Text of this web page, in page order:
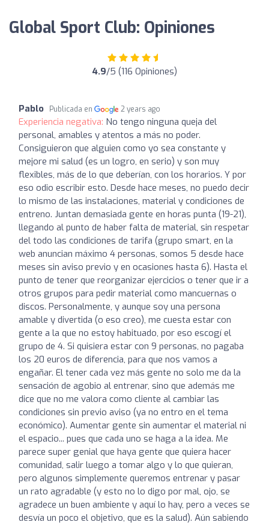
Global Sport Club: Opiniones
4.9/5 (116 Opiniones)
Pablo Publicada en 2 years ago
Experiencia negativa: No tengo ninguna queja del
personal, amables y atentos a más no poder.
Consiguieron que alguien como yo sea constante y
mejore mi salud (es un logro, en serio) y son muy
flexibles, más de lo que deberían, con los horarios. Y por
eso odio escribir esto. Desde hace meses, no puedo decir
lo mismo de las instalaciones, material y condiciones de
entreno. Juntan demasiada gente en horas punta (19-21),
llegando al punto de haber falta de material, sin respetar
del todo las condiciones de tarifa (grupo smart, en la
web anuncian máximo 4 personas, somos 5 desde hace
meses sin aviso previo y en ocasiones hasta 6). Hasta el
punto de tener que reorganizar ejercicios o tener que ir a
otros grupos para pedir material como mancuernas o
discos. Personalmente, y aunque soy una persona
amable y divertida (o eso creo), me cuesta estar con
gente a la que no estoy habituado, por eso escogí el
grupo de 4. Si quisiera estar con 9 personas, no pagaba
los 20 euros de diferencia, para que nos vamos a
engañar. El tener cada vez más gente no solo me da la
sensación de agobio al entrenar, sino que además me
dice que no me valora como cliente al cambiar las
condiciones sin previo aviso (ya no entro en el tema
económico). Aumentar gente sin aumentar el material ni
el espacio... pues que cada uno se haga a la idea. Me
parece super genial que haya gente que quiera hacer
comunidad, salir luego a tomar algo y lo que quieran,
pero algunos simplemente queremos entrenar y pasar
un rato agradable (y esto no lo digo por mal, ojo, se
agradece un buen ambiente y aquí lo hay, pero a veces se
desvía un poco el objetivo, que es la salud). Aún sabiendo